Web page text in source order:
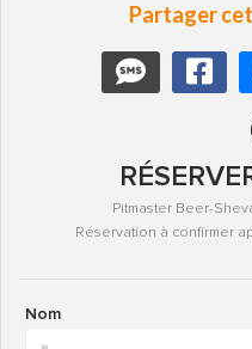
Partager
Pitmaster Beer-
Réservation à confirmer
Nom